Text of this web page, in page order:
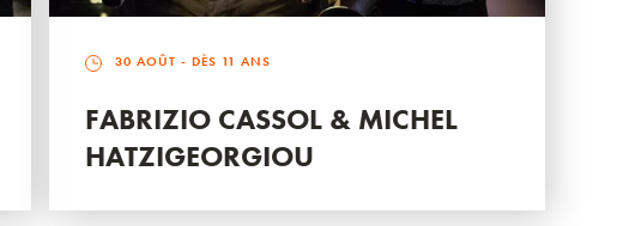
30 AOÛT - DÈS 11 ANS
FABRIZIO CASSOL & MICHEL
HATZIGEORGIOU